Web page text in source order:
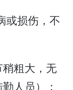
或损伤，不
稍粗大，无
人员）；